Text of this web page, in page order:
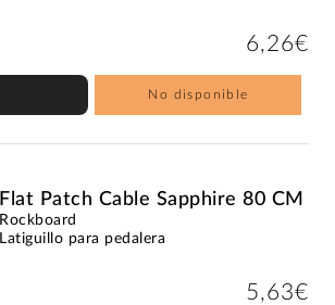
6,26€
No disponible
Flat Patch Cable Sapphire 80 CM
Rockboard
Latiguillo para pedalera
5,63€